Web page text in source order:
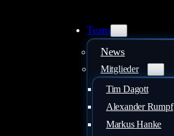
Team
News
Mitglieder
Tim Dagott
Alexander Rumpf
Markus Hanke